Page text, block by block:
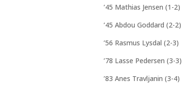
’45 Mathias Jensen (1-2)
’45 Abdou Goddard (2-2)
’56 Rasmus Lysdal (2-3)
’78 Lasse Pedersen (3-3)
’83 Anes Travljanin (3-4)